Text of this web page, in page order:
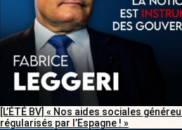
[L’ÉTÉ BV] « Nos aides sociales
régularisés par l’Espagne ! »